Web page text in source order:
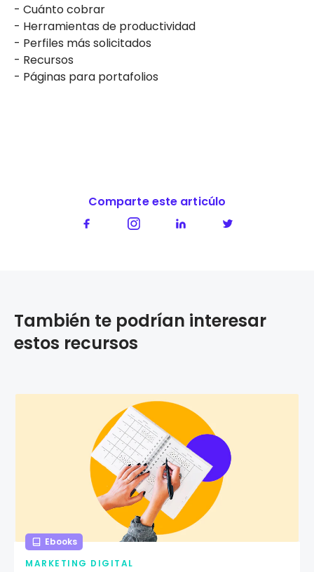
- Cuánto cobrar
- Herramientas de productividad
- Perfiles más solicitados
- Recursos
- Páginas para portafolios
Comparte este articúlo
También te podrían interesar
estos recursos
Ebooks
MARKETING DIGITAL